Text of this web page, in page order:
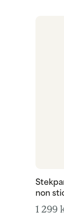
non
1 299